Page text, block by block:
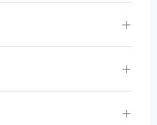
＋
＋
＋